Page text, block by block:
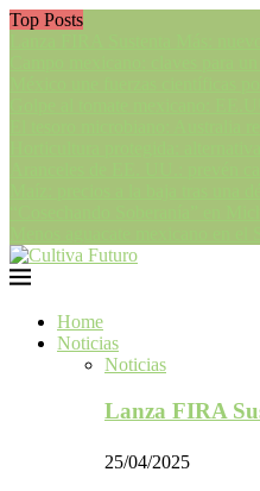
Top Posts
Home
Noticias
Noticias
Lanza FIRA
25/04/2025